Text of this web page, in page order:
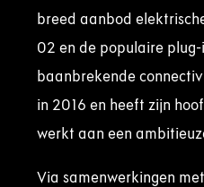
breed aanbod
02 en de populaire
baanbrekende
in 2016 en heeft zijn
werkt aan een
Via samenwerkingen